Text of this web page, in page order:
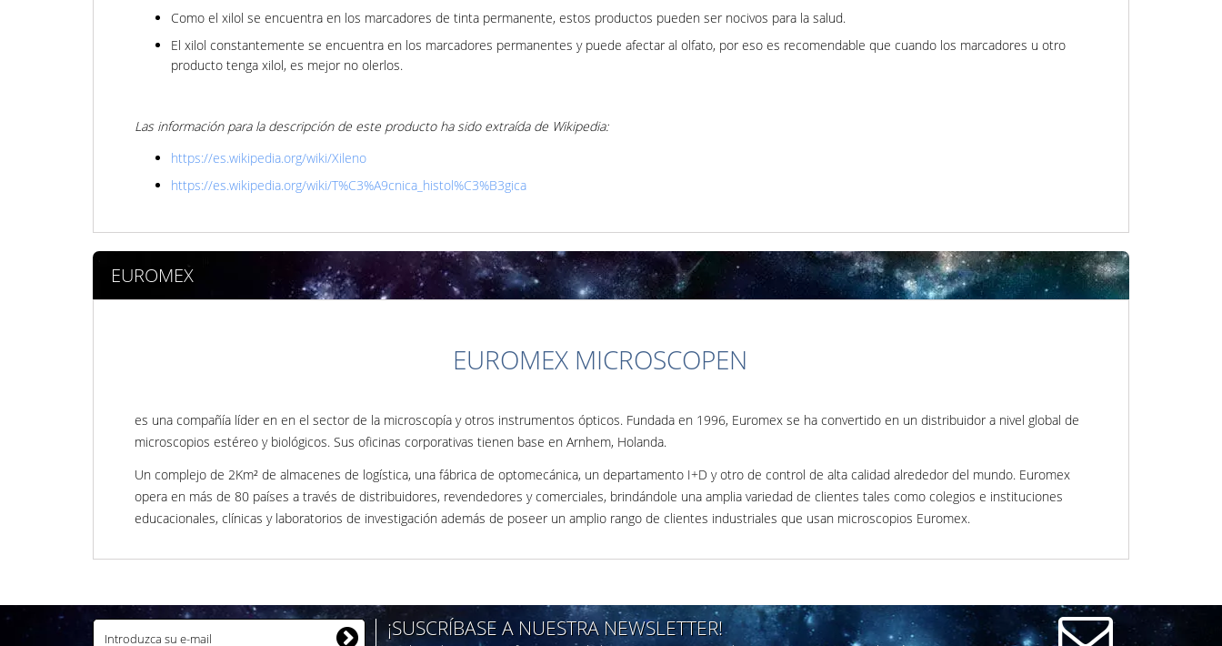
Como el xilol se encuentra en los marcadores de tinta permanente, estos productos pueden ser nocivos para la salud.
El xilol constantemente se encuentra en los marcadores permanentes y puede afectar al olfato, por eso es recomendable que cuando los marcadores u otro
producto tenga xilol, es mejor no olerlos.
Las información para la descripción de este producto ha sido extraída de Wikipedia:
https://es.wikipedia.org/wiki/Xileno
https://es.wikipedia.org/wiki/T%C3%A9cnica_histol%C3%B3gica
EUROMEX
EUROMEX MICROSCOPEN
es una compañía líder en en el sector de la microscopía y otros instrumentos ópticos. Fundada en 1996, Euromex se ha convertido en un distribuidor a nivel global de
microscopios estéreo y biológicos. Sus oficinas corporativas tienen base en Arnhem, Holanda.
Un complejo de 2Km² de almacenes de logística, una fábrica de optomecánica, un departamento I+D y otro de control de alta calidad alrededor del mundo. Euromex
opera en más de 80 países a través de distribuidores, revendedores y comerciales, brindándole una amplia variedad de clientes tales como colegios e instituciones
educacionales, clínicas y laboratorios de investigación además de poseer un amplio rango de clientes industriales que usan microscopios Euromex.
¡SUSCRÍBASE A NUESTRA NEWSLETTER!